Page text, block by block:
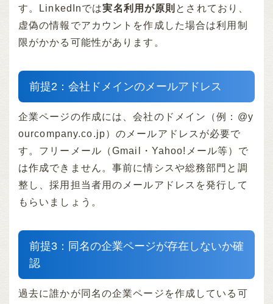
す。LinkedInでは実名利用が原則 とされており、
虚偽の情報でアカウントを作成した場合は利用制
限がかかる可能性があります。
前提2：会社ドメインのメールアドレス
企業ページの作成には、会社のドメイン（例：@y
ourcompany.co.jp）のメールアドレスが必要で
す。フリーメール（Gmail・Yahoo!メール等）で
は作成できません。事前に情シスや総務部門と調
整し、採用担当者用のメールアドレスを発行して
もらいましょう。
前提3：同名の企業ページが存在しないか確
認
過去に誰かが同名の企業ページを作成している可